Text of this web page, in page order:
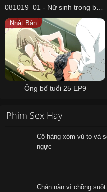
Nhật Bản
Ông bố tuổi 25 EP9
Phim Sex Hay
Cô hàng xóm vú to và
ngực
Chán nãn vì chồng